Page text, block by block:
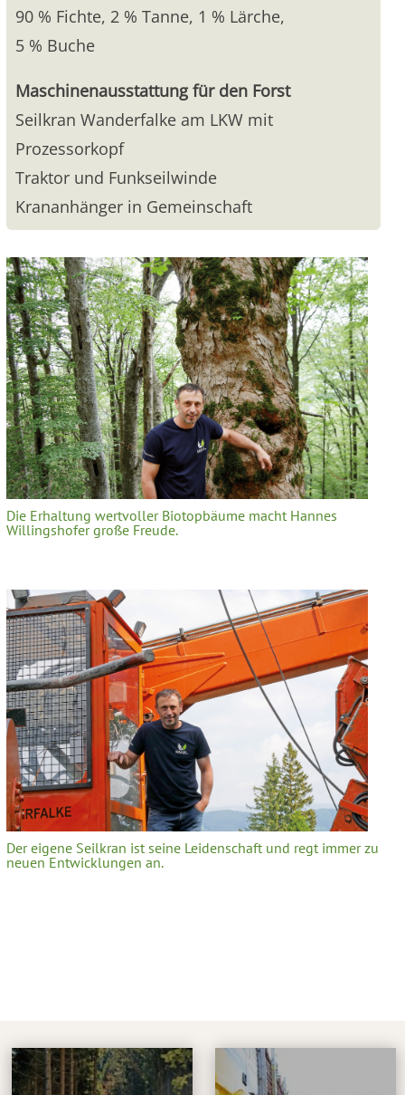
90 % Fichte, 2 % Tanne, 1 % Lärche,
5 % Buche
Maschinenausstattung für den Forst
Seilkran Wanderfalke am LKW mit
Prozessorkopf
Traktor und Funkseilwinde
Krananhänger in Gemeinschaft
Die Erhaltung wertvoller Biotopbäume macht Hannes
Willingshofer große Freude.
Der eigene Seilkran ist seine Leidenschaft und regt immer zu
neuen Entwicklungen an.